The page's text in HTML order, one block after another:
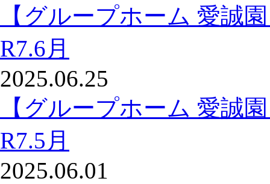
【グループホーム 愛誠
R7.6月
2025.06.25
【グループホーム 愛誠
R7.5月
2025.06.01